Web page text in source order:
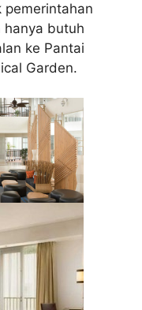
pemerintahan
hanya butuh
ke Pantai
Garden.